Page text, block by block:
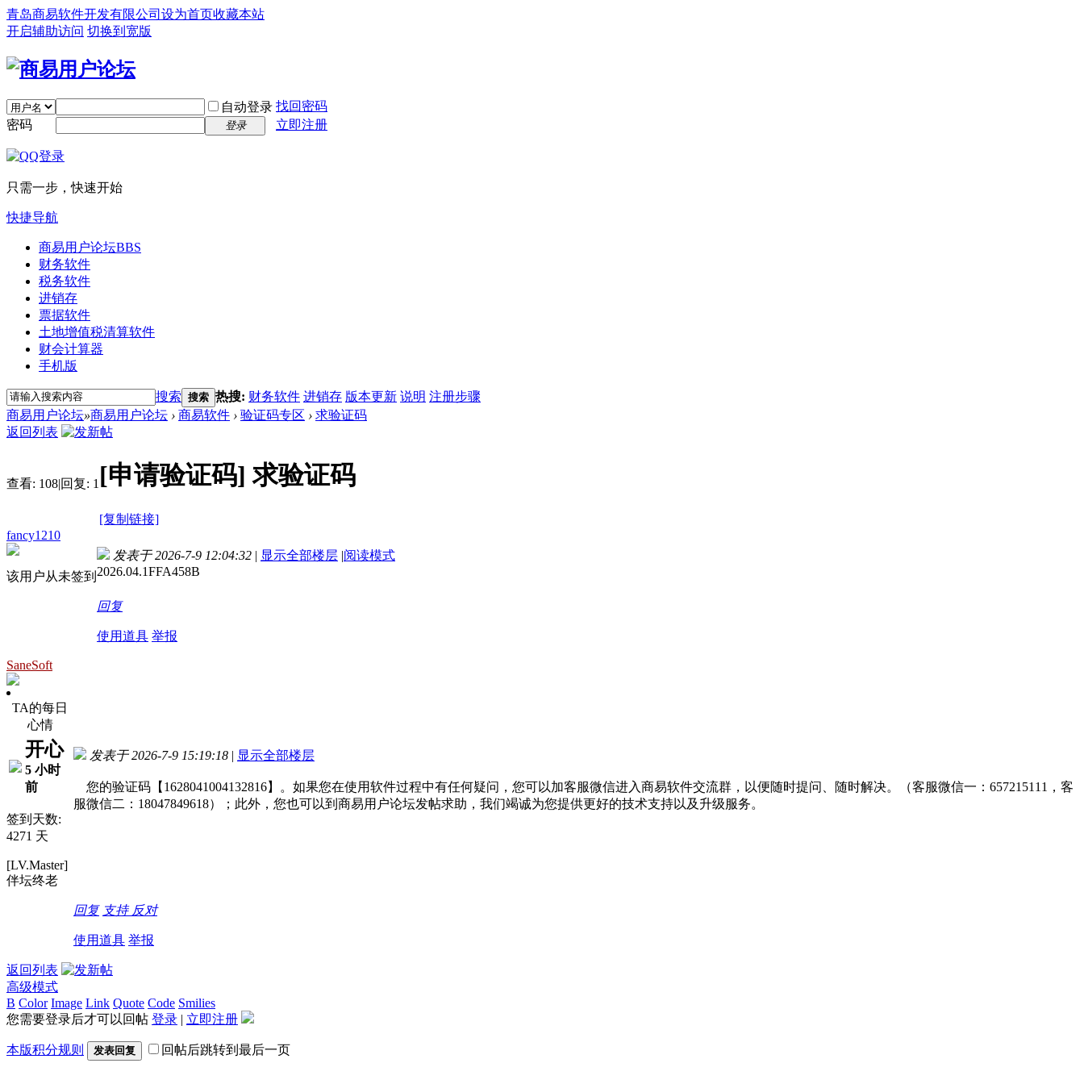
青岛商易软件开发有限公司 设为首页收藏本站
开启辅助访问 切换到宽版
自动登录 找回密码
密码
登录 立即注册
只需一步，快速开始
快捷导航
商易用户论坛BBS
财务软件
税务软件
进销存
票据软件
土地增值税清算软件
财会计算器
手机版
搜索 搜索 热搜: 财务软件 进销存 版本更新 说明 注册步骤
商易用户论坛»商易用户论坛 › 商易软件 › 验证码专区 › 求验证码
返回列表
查看: 108|回复: 1 [申请验证码]求验证码
[复制链接]
fancy1210
该用户从未签到
发表于 2026-7-9 12:04:32 | 显示全部楼层 |阅读模式
2026.04.1FFA458B
回复
使用道具 举报
SaneSoft
TA的每日
心情
开心
5 小时
前
签到天数:
4271 天
[LV.Master]
伴坛终老
发表于 2026-7-9 15:19:18 | 显示全部楼层
您的验证码【1628041004132816】。如果您在使用软件过程中有任何疑问，您可以加客服微信进入商易软件交流群，以便随时提问、随时解决。（客服微信一：657215111，客
服微信二：18047849618）；此外，您也可以到商易用户论坛发帖求助，我们竭诚为您提供更好的技术支持以及升级服务。
回复 支持 反对
使用道具 举报
返回列表
高级模式
B Color Image Link Quote Code Smilies
您需要登录后才可以回帖 登录 | 立即注册
本版积分规则 发表回复 回帖后跳转到最后一页